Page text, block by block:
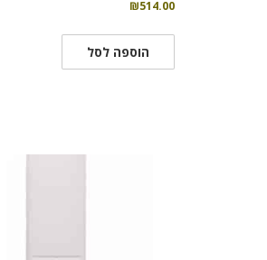
₪514.00
הוספה לסל